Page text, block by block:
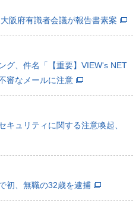
阪府有識者会議が報告書素案
グ、件名「【重要】VIEW's NET
審なメールに注意
ュリティに関する注意喚起、
初、無職の32歳を逮捕